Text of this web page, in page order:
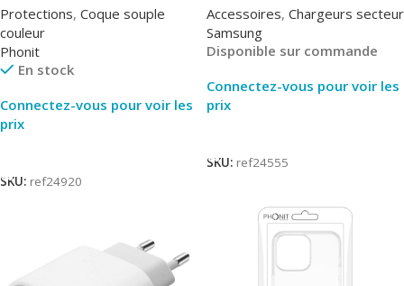
Protections, Coque souple
couleur
Phonit
En stock
Connectez-vous pour voir les
prix
SKU: ref24920
Packaging Original
Accessoires, Chargeurs secteur
Samsung
Disponible sur commande
Connectez-vous pour voir les
prix
SKU: ref24555